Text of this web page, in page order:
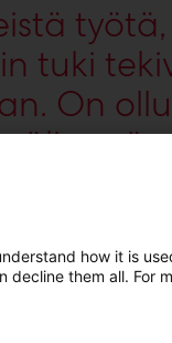
tuki
On
how it is
decline them all. For